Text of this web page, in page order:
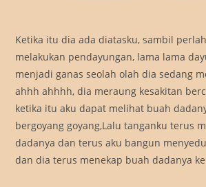
Ketika itu dia ada diatasku, sambil
melakukan pendayungan, lama lama
menjadi ganas seolah olah dia sedang
ahhh ahhhh, dia meraung kesakitan
ketika itu aku dapat melihat buah
bergoyang goyang,Lalu tanganku terus
dadanya dan terus aku bangun
dan dia terus menekap buah dadanya